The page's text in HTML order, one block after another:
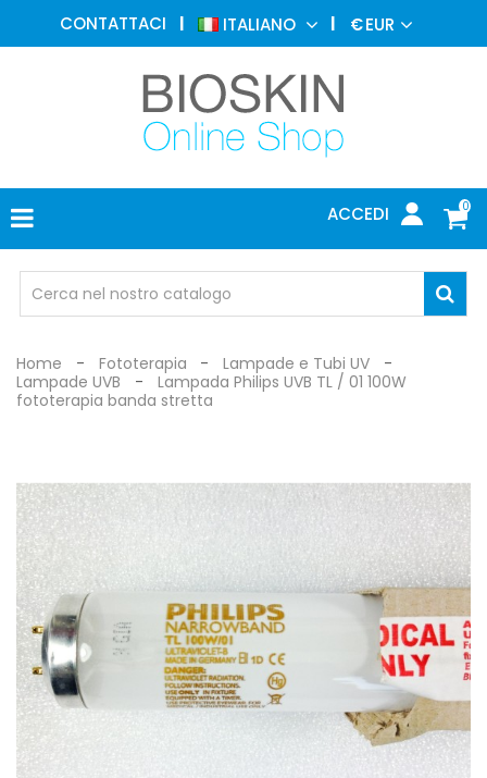
CONTATTACI ITALIANO €EUR
0
ACCEDI
MEDICINA
ESTETICA
DERMATOLOGIA
FOTOTERAPIA
ELETTROMEDICALI
MEDICO
OCCHIALI
DI
Home Fototerapia
Lampade e Tubi UV
Lampade UVB
Lampada Philips UVB TL / 01 100W
fototerapia banda stretta